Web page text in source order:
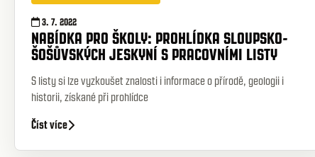
3. 7. 2022
NABÍDKA PRO ŠKOLY: PROHLÍDKA SLOUPSKO-
ŠOŠŮVSKÝCH JESKYNÍ S PRACOVNÍMI LISTY
S listy si lze vyzkoušet znalosti i informace o přírodě, geologii i
historii, získané při prohlídce
Číst více